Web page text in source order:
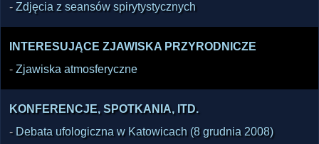
-Zdjęcia z seansów spirytystycznych
INTERESUJĄCE ZJAWISKA PRZYRODNICZE
- Zjawiska atmosferyczne
KONFERENCJE, SPOTKANIA, ITD.
- Debata ufologiczna w Katowicach (8 grudnia 2008)